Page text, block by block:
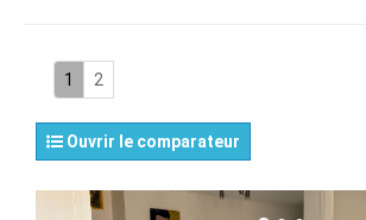
1 2
Ouvrir le comparateur